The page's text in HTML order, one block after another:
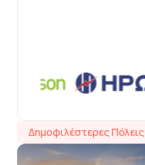
Δημοφιλέστερες Πόλεις